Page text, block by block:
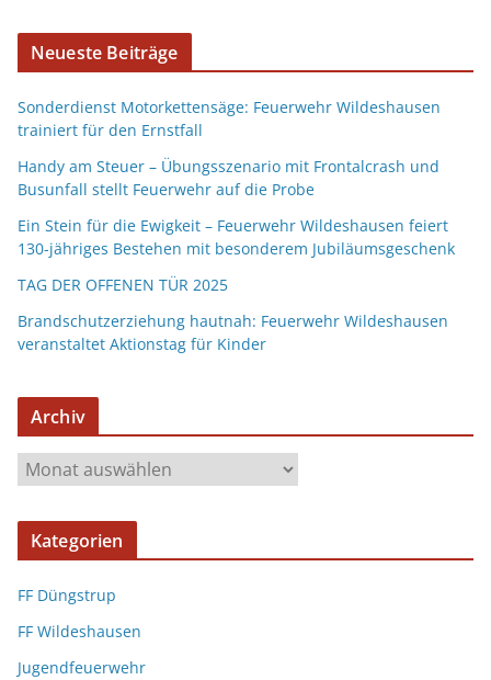
Neueste Beiträge
Sonderdienst Motorkettensäge: Feuerwehr Wildeshausen
trainiert für den Ernstfall
Handy am Steuer – Übungsszenario mit Frontalcrash und
Busunfall stellt Feuerwehr auf die Probe
Ein Stein für die Ewigkeit – Feuerwehr Wildeshausen feiert
130-jähriges Bestehen mit besonderem Jubiläumsgeschenk
TAG DER OFFENEN TÜR 2025
Brandschutzerziehung hautnah: Feuerwehr Wildeshausen
veranstaltet Aktionstag für Kinder
Archiv
Kategorien
FF Düngstrup
FF Wildeshausen
Jugendfeuerwehr